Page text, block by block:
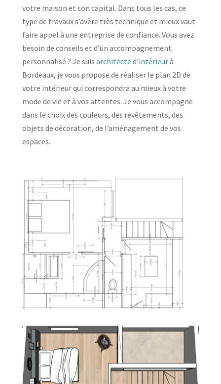
votre maison et son capital. Dans tous les cas, ce
type de travaux s’avère très technique et mieux vaut
faire appel à une entreprise de confiance. Vous avez
besoin de conseils et d’un accompagnement
personnalisé ? Je suis architecte d’intérieurà
Bordeaux, je vous propose de réaliser le plan 2D de
votre intérieur qui correspondra au mieux à votre
mode de vie et à vos attentes. Je vous accompagne
dans le choix des couleurs, des revêtements, des
objets de décoration, de l’aménagement de vos
espaces.